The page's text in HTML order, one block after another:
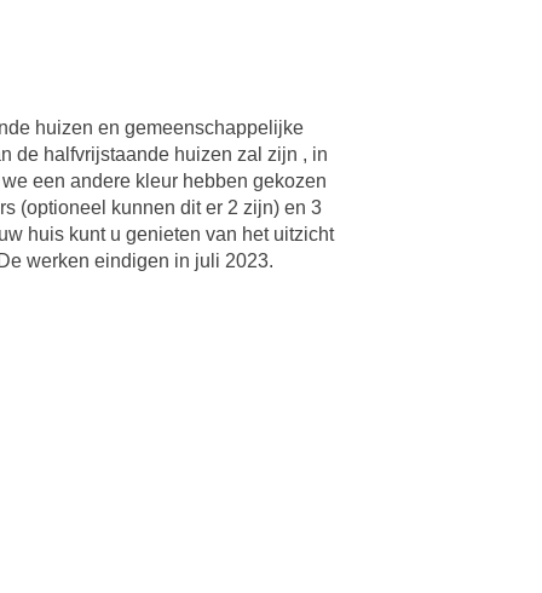
huizen en gemeenschappelijke
de halfvrijstaande huizen zal zijn , in
een andere kleur hebben gekozen
(optioneel kunnen dit er 2 zijn) en 3
huis kunt u genieten van het uitzicht
werken eindigen in juli 2023.